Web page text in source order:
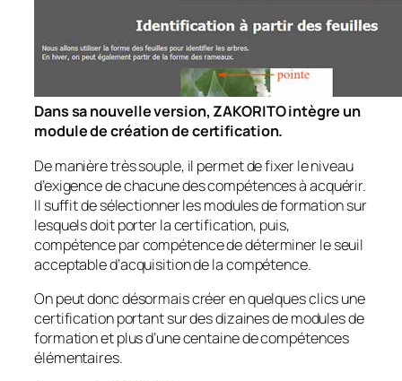
Dans sa nouvelle version, ZAKORITO intègre un
module de création de certification.
De manière très souple, il permet de fixer le niveau
d’exigence de chacune des compétences à acquérir.
Il suffit de sélectionner les modules de formation sur
lesquels doit porter la certification, puis,
compétence par compétence de déterminer le seuil
acceptable d’acquisition de la compétence.
On peut donc désormais créer en quelques clics une
certification portant sur des dizaines de modules de
formation et plus d’une centaine de compétences
élémentaires.